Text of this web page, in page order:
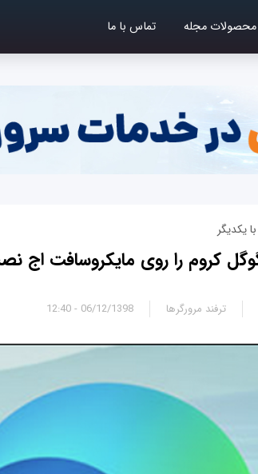
محصولات مجله تماس با ما
یکدیگر
کروم را روی مایکروسافت اج
06/12/1398 - 12:40 ترفند مرورگرها